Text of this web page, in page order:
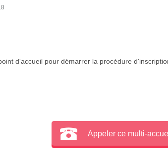
d'accueil pour démarrer la procédure
Appeler ce multi-